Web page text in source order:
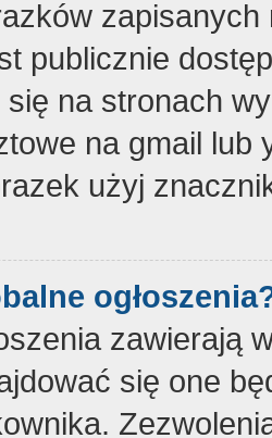
publicznie
na stronach
na gmail lub
użyj
zawierają
się one